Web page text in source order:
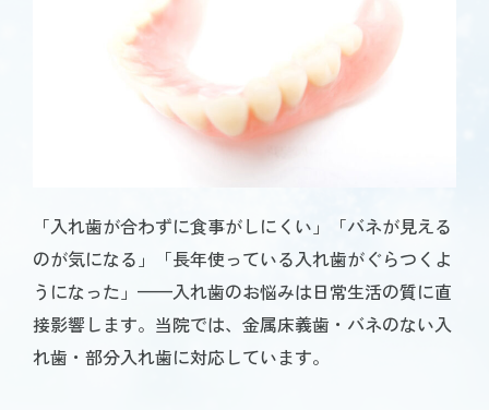
「入れ歯が合わずに食事がしにくい」「バネが見える
のが気になる」「長年使っている入れ歯がぐらつくよ
うになった」——入れ歯のお悩みは日常生活の質に直
接影響します。当院では、金属床義歯・バネのない入
れ歯・部分入れ歯に対応しています。